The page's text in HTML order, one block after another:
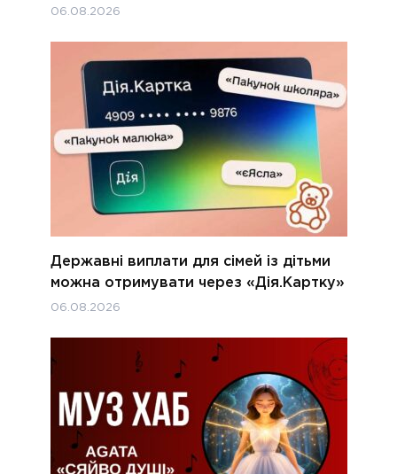
06.08.2026
Державні виплати для сімей із дітьми
можна отримувати через «Дія.Картку»
06.08.2026